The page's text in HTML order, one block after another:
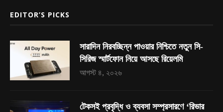
EDITOR’S PICKS
সারাদিন নিরবচ্ছিন্ন পাওয়ার নিশ্চিতে নতুন সি-
সিরিজ স্মার্টফোন নিয়ে আসছে রিয়েলমি
আগস্ট ৪, ২০২৬
টেকসই প্রবৃদ্ধি ও ব্যবসা সম্প্রসারণে ‘রিভার